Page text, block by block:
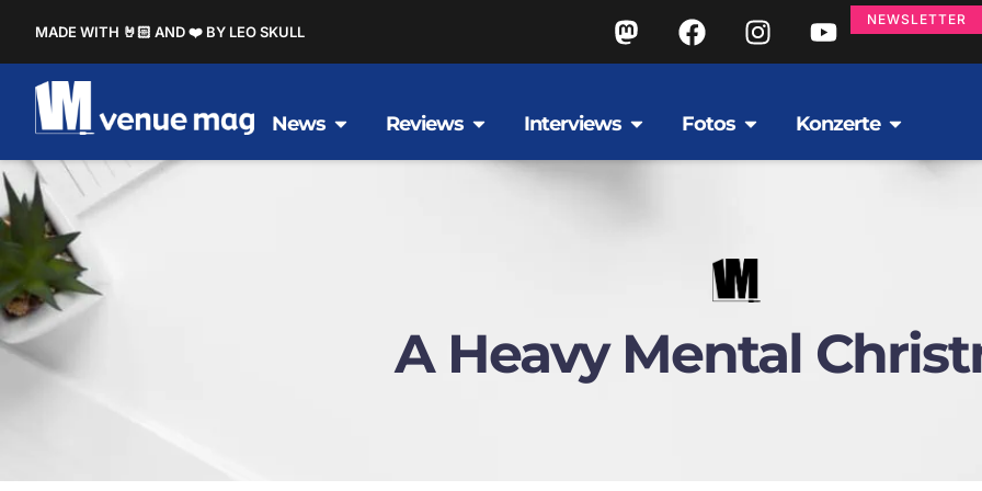
MADE WITH 🤘🏻 AND ❤️ BY LEO SKULL
NEWSLETTER
News Reviews Interviews Fotos Konzerte
A Heavy Mental